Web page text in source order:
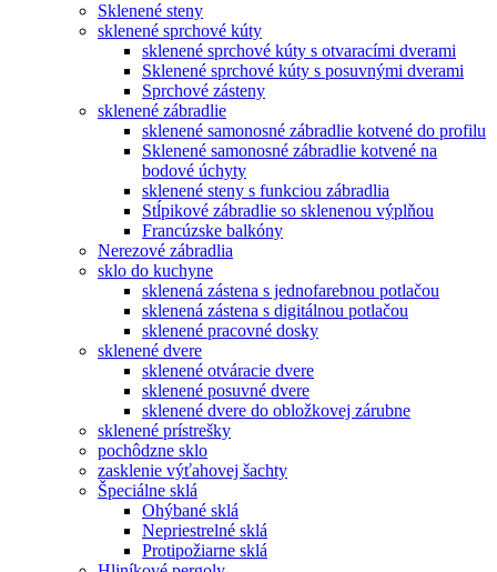
Sklenené steny
sklenené sprchové kúty
sklenené sprchové kúty s otvaracími dverami
Sklenené sprchové kúty s posuvnými dverami
Sprchové zásteny
sklenené zábradlie
sklenené samonosné zábradlie kotvené do profilu
Sklenené samonosné zábradlie kotvené na
bodové úchyty
sklenené steny s funkciou zábradlia
Stĺpikové zábradlie so sklenenou výplňou
Francúzske balkóny
Nerezové zábradlia
sklo do kuchyne
sklenená zástena s jednofarebnou potlačou
sklenená zástena s digitálnou potlačou
sklenené pracovné dosky
sklenené dvere
sklenené otváracie dvere
sklenené posuvné dvere
sklenené dvere do obložkovej zárubne
sklenené prístrešky
pochôdzne sklo
zasklenie výťahovej šachty
Špeciálne sklá
Ohýbané sklá
Nepriestrelné sklá
Protipožiarne sklá